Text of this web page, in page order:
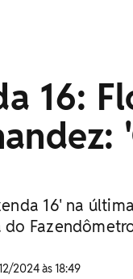
16:
16' na
2024 às 18:49